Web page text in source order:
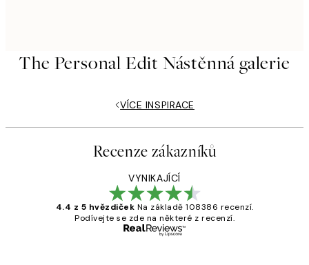
The Personal Edit Nástěnná galerie
VÍCE INSPIRACE
Recenze zákazníků
VYNIKAJÍCÍ
4.4 z 5 hvězdiček Na základě 108386 recenzí.
Podívejte se zde na některé z recenzí.